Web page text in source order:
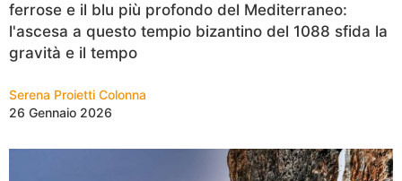
ferrose e il blu più profondo del Mediterraneo:
l'ascesa a questo tempio bizantino del 1088 sfida la
gravità e il tempo
Serena Proietti Colonna
26 Gennaio 2026